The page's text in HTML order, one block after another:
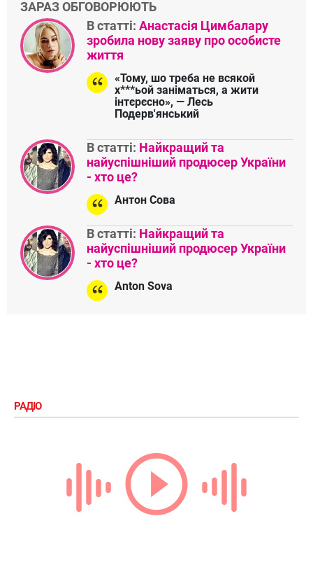
ЗАРАЗ ОБГОВОРЮЮТЬ
В статті: Анастасія Цимбалару
зробила нову заяву про особисте
життя
«Тому, шо треба не всякой
х***ьой заніматься, а жити
інтєрєсно», — Лесь
Подерв'янський
В статті: Найкращий та
найуспішніший продюсер України
- хто це?
Антон Сова
В статті: Найкращий та
найуспішніший продюсер України
- хто це?
Anton Sova
РАДІО